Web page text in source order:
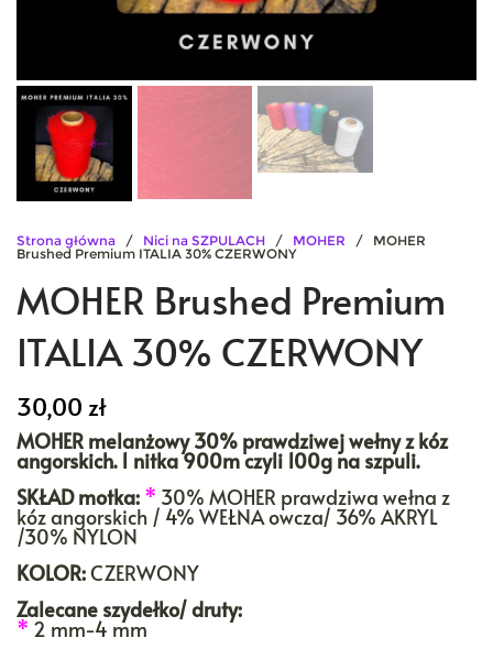
Strona główna / Nici na SZPULACH / MOHER / MOHER
Brushed Premium ITALIA 30% CZERWONY
MOHER Brushed Premium
ITALIA 30% CZERWONY
30,00 zł
MOHER melanżowy 30% prawdziwej wełny z kóz
angorskich. 1 nitka 900m czyli 100g na szpuli.
SKŁAD motka: * 30% MOHER prawdziwa wełna z
kóz angorskich / 4% WEŁNA owcza/ 36% AKRYL
/30% NYLON
KOLOR:CZERWONY
Zalecane szydełko/ druty:
* 2 mm-4 mm